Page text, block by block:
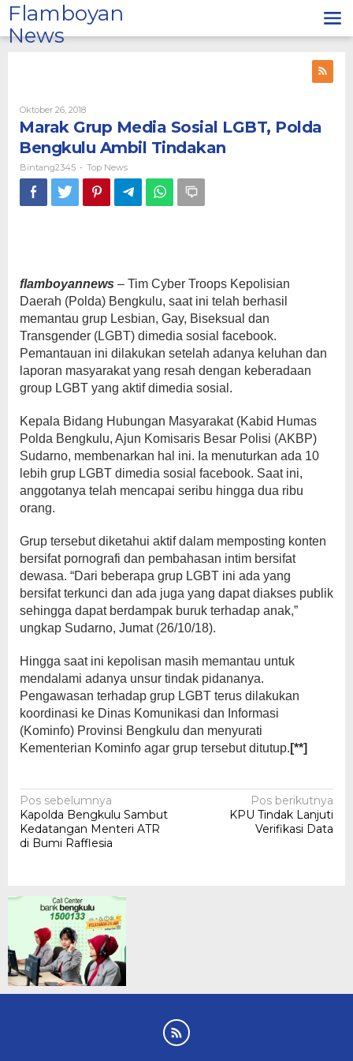
Lewati
ke
konten
Flamboyan
News
Oktober 26, 2018Oleh
Bintang2345
Marak Grup Media Sosial LGBT, Polda
Bengkulu Ambil Tindakan
Bintang2345 - Top News
flamboyannews – Tim Cyber Troops Kepolisian
Daerah (Polda) Bengkulu, saat ini telah berhasil
memantau grup Lesbian, Gay, Biseksual dan
Transgender (LGBT) dimedia sosial facebook.
Pemantauan ini dilakukan setelah adanya keluhan dan
laporan masyarakat yang resah dengan keberadaan
group LGBT yang aktif dimedia sosial.
Kepala Bidang Hubungan Masyarakat (Kabid Humas
Polda Bengkulu, Ajun Komisaris Besar Polisi (AKBP)
Sudarno, membenarkan hal ini. Ia menuturkan ada 10
lebih grup LGBT dimedia sosial facebook. Saat ini,
anggotanya telah mencapai seribu hingga dua ribu
orang.
Grup tersebut diketahui aktif dalam memposting konten
bersifat pornografi dan pembahasan intim bersifat
dewasa. “Dari beberapa grup LGBT ini ada yang
bersifat terkunci dan ada juga yang dapat diakses publik
sehingga dapat berdampak buruk terhadap anak,”
ungkap Sudarno, Jumat (26/10/18).
Hingga saat ini kepolisan masih memantau untuk
mendalami adanya unsur tindak pidananya.
Pengawasan terhadap grup LGBT terus dilakukan
koordinasi ke Dinas Komunikasi dan Informasi
(Kominfo) Provinsi Bengkulu dan menyurati
Kementerian Kominfo agar grup tersebut ditutup. [**]
Navigasi
pos
Pos sebelumnya
Kapolda Bengkulu Sambut
Kedatangan Menteri ATR
di Bumi Rafflesia
Pos berikutnya
KPU Tindak Lanjuti
Verifikasi Data